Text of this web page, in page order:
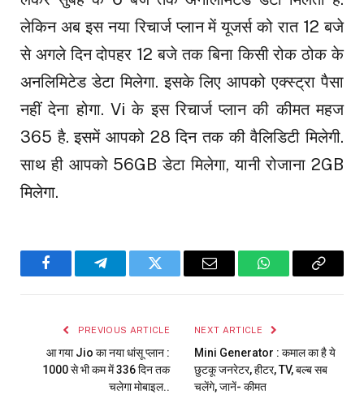
लेकिन अब इस नया रिचार्ज प्लान में यूजर्स को रात 12 बजे
से अगले दिन दोपहर 12 बजे तक बिना किसी रोक ठोक के
अनलिमिटेड डेटा मिलेगा. इसके लिए आपको एक्स्ट्रा पैसा
नहीं देना होगा. Vi के इस रिचार्ज प्लान की कीमत महज
₹365 है. इसमें आपको 28 दिन तक की वैलिडिटी मिलेगी.
साथ ही आपको 56GB डेटा मिलेगा, यानी रोजाना 2GB
मिलेगा.
FacebookTelegramTwitter Email WhatsAppCopy
PREVIOUS ARTICLE
आ गया Jio का नया धांसू प्लान :
₹1000 से भी कम में 336 दिन तक
चलेगा मोबाइल..
NEXT ARTICLE
Mini Generator : कमाल का है ये
छुटकू जनरेटर, हीटर, TV, बल्ब सब
चलेंगे, जानें- कीमत